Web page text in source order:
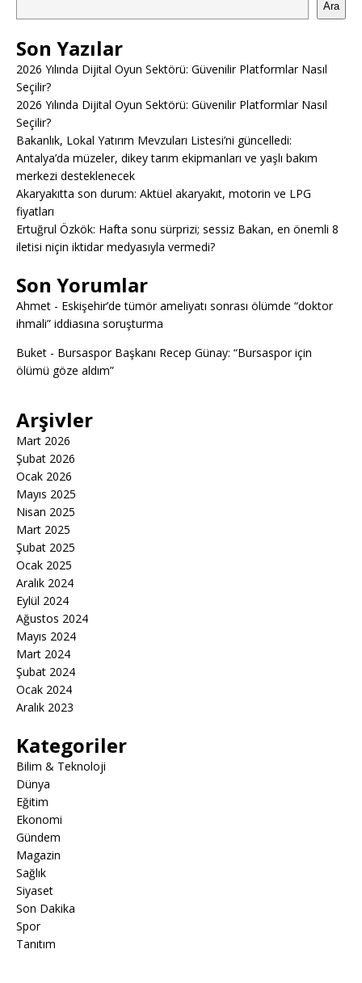
Ara
Son Yazılar
2026 Yılında Dijital Oyun Sektörü: Güvenilir Platformlar Nasıl
Seçilir?
2026 Yılında Dijital Oyun Sektörü: Güvenilir Platformlar Nasıl
Seçilir?
Bakanlık, Lokal Yatırım Mevzuları Listesi’ni güncelledi:
Antalya’da müzeler, dikey tarım ekipmanları ve yaşlı bakım
merkezi desteklenecek
Akaryakıtta son durum: Aktüel akaryakıt, motorin ve LPG
fiyatları
Ertuğrul Özkök: Hafta sonu sürprizi; sessiz Bakan, en önemli 8
iletisi niçin iktidar medyasıyla vermedi?
Son Yorumlar
Ahmet - Eskişehir’de tümör ameliyatı sonrası ölümde “doktor
ihmali” iddiasına soruşturma
Buket - Bursaspor Başkanı Recep Günay: “Bursaspor için
ölümü göze aldım”
Arşivler
Mart 2026
Şubat 2026
Ocak 2026
Mayıs 2025
Nisan 2025
Mart 2025
Şubat 2025
Ocak 2025
Aralık 2024
Eylül 2024
Ağustos 2024
Mayıs 2024
Mart 2024
Şubat 2024
Ocak 2024
Aralık 2023
Kategoriler
Bilim & Teknoloji
Dünya
Eğitim
Ekonomi
Gündem
Magazin
Sağlık
Siyaset
Son Dakika
Spor
Tanıtım